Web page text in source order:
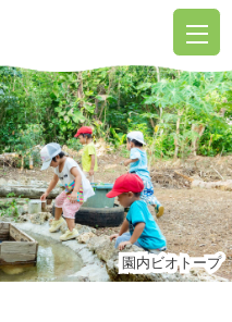
園内ビオトープ
園内ビオトープ